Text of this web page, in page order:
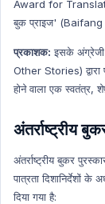
Award for
बुक प्राइज'
प्रकाशक: इसके
Other Stories) द्वारा
होने वाला एक स्वतंत्र,
अंतर्राष्ट्रीय
अंतर्राष्ट्रीय बुकर
पात्रता दिशानिर्देशों के
दिया गया है: